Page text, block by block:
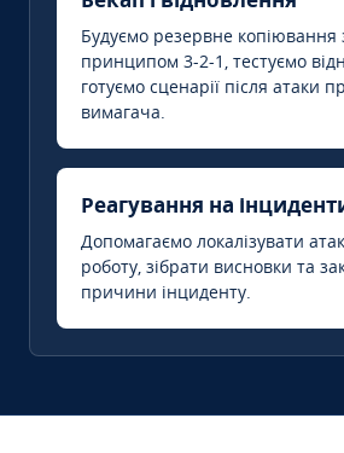
Будуємо резервне копіювання
принципом 3-2-1, тестуємо
готуємо сценарії після атаки
вимагача.
Реагування на
Допомагаємо локалізувати
роботу, зібрати висновки та
причини інциденту.